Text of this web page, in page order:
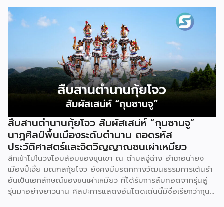
บริหารธุรกิจ การวางแผนการเงิน และการบริหารความเสี่ยง
เตรียมความพร้อมสำหรับการขยายตลาดสู่ต่างประเทศ โดยการ
จัดงานครั้งนี้คาดว่าจะสร้างมูลค่าทางเศรษฐกิจราว 220 ล้านบาท
แฟรนไชส์ไม่ใช่เพียงโมเดลธุรกิจ แต่คือ โอกาสในการต่อยอด
แบรนด์ไทยให้ก้าวสู่ตลาดใหม่ EXIM BANK จึงผนึกกำลัง
พันธมิตร สนับสนุนผู้ประกอบการไทยให้พร้อม ขยายธุรกิจ สร้าง
แบรนด์ และเปิดตลาดต่างประเทศ EXIM BANK พร้อมร่วมเดิน
ทางสู่การเปิดตลาดใหม่ เพื่อพา “แฟรนไชส์ไทย” เติบโตไกลใน
ตลาดโลก ด้วยบทบาท Export Co-pilot ที่พร้อมเคียงข้าง
ธุรกิจไทยในทุกเส้นทาง
สืบสานตำนานกุ้ยโจว สัมผัสเสน่ห์ “กุนซานจู”
นาฏศิลป์พื้นเมืองระดับตำนาน ถอดรหัส
ประวัติศาสตร์และจิตวิญญาณชนเผ่าเหมียว
ลึกเข้าไปในวงโอบล้อมของขุนเขา ณ ตำบลจู๋ฉ่าง อำเภอน่ายง
เมืองปี้เจี๋ย มณฑลกุ้ยโจว ยังคงมีมรดกทางวัฒนธรรมการเต้นรำ
อันเป็นเอกลักษณ์ของชนเผ่าเหมียว ที่ได้รับการสืบทอดจากรุ่นสู่
รุ่นมาอย่างยาวนาน ศิลปะการแสดงอันโดดเด่นนี้มีชื่อเรียกว่ากุน